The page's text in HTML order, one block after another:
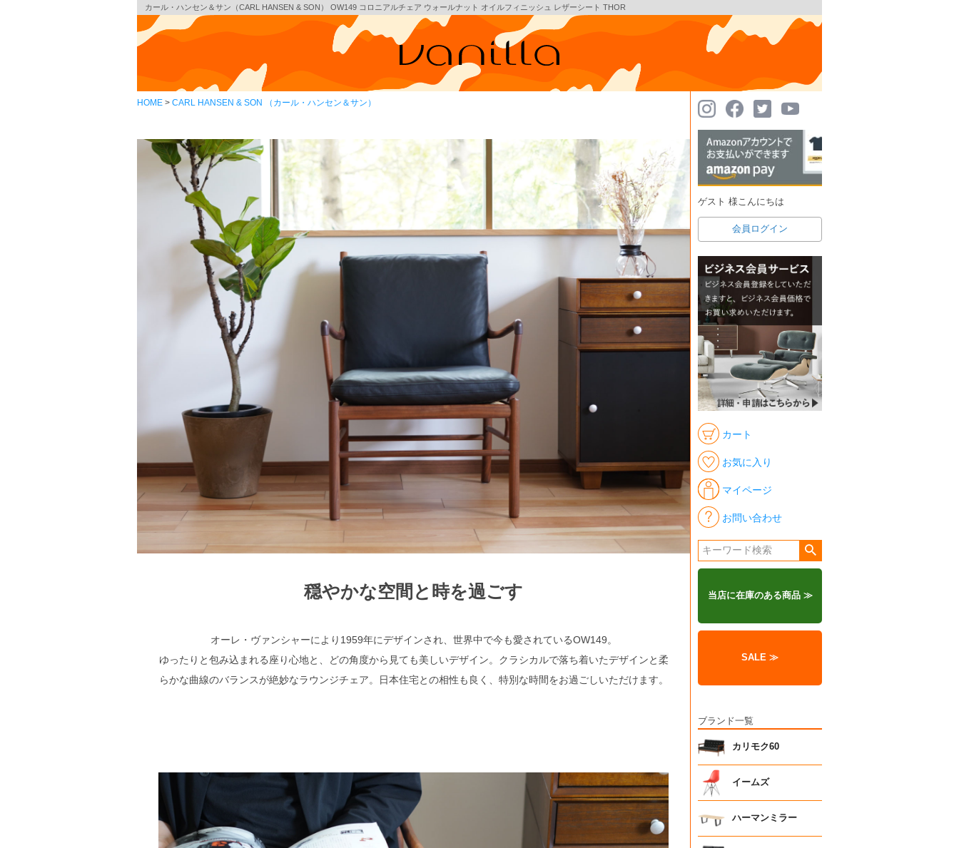
カール・ハンセン＆サン（CARL HANSEN & SON） OW149 コロニアルチェア ウォールナット オイルフィニッシュ レザーシート THOR
HOME CARL HANSEN & SON （カール・ハンセン＆サン）
穏やかな空間と時を過ごす
オーレ・ヴァンシャーにより1959年にデザインされ、世界中で今も愛されているOW149。
ゆったりと包み込まれる座り心地と、どの角度から見ても美しいデザイン。クラシカルで落ち着いたデザインと柔
らかな曲線のバランスが絶妙なラウンジチェア。日本住宅との相性も良く、特別な時間をお過ごしいただけます。
ゲスト 様こんにちは
会員ログイン
カート
お気に入り
マイページ
お問い合わせ
検索
当店に在庫のある商品 ≫
SALE ≫
ブランド一覧
カリモク60
イームズ
ハーマンミラー